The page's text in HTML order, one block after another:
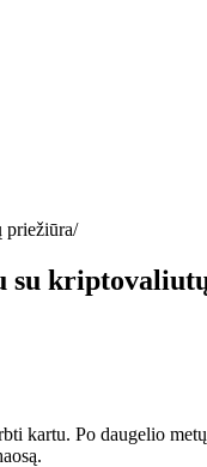
priežiūra
su
kartu. Po daugelio